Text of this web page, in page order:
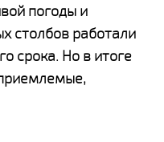
погоды и
столбов работали
срока. Но в итоге